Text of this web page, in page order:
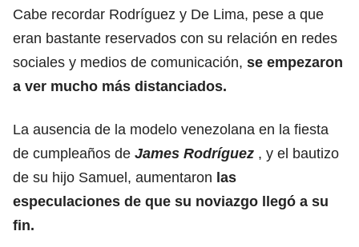
Cabe recordar Rodríguez y De Lima, pese a que
eran bastante reservados con su relación en redes
sociales y medios de comunicación, se empezaron
a ver mucho más distanciados.
La ausencia de la modelo venezolana en la fiesta
de cumpleaños de James Rodríguez , y el bautizo
de su hijo Samuel, aumentaron las
especulaciones de que su noviazgo llegó a su
fin.